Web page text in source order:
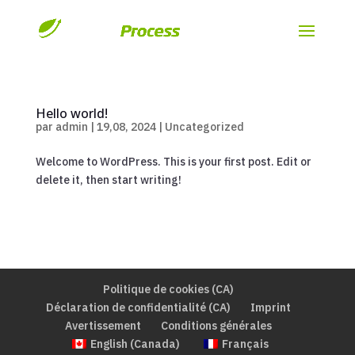
Hello world!
par admin | 19,08, 2024| Uncategorized
Welcome to WordPress. This is your first post. Edit or
delete it, then start writing!
Politique de cookies (CA)
Déclaration de confidentialité (CA)
Imprint
Avertissement
Conditions générales
English (Canada)
Français